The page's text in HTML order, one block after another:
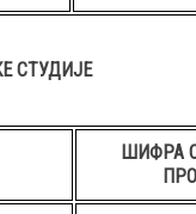
СТУДИЈЕ
ШИФРА